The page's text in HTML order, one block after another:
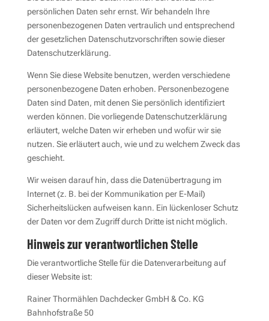
persönlichen Daten sehr ernst. Wir behandeln Ihre
personenbezogenen Daten vertraulich und entsprechend
der gesetzlichen Datenschutzvorschriften sowie dieser
Datenschutzerklärung.
Wenn Sie diese Website benutzen, werden verschiedene
personenbezogene Daten erhoben. Personenbezogene
Daten sind Daten, mit denen Sie persönlich identifiziert
werden können. Die vorliegende Datenschutzerklärung
erläutert, welche Daten wir erheben und wofür wir sie
nutzen. Sie erläutert auch, wie und zu welchem Zweck das
geschieht.
Wir weisen darauf hin, dass die Datenübertragung im
Internet (z. B. bei der Kommunikation per E-Mail)
Sicherheitslücken aufweisen kann. Ein lückenloser Schutz
der Daten vor dem Zugriff durch Dritte ist nicht möglich.
Hinweis zur verantwortlichen Stelle
Die verantwortliche Stelle für die Datenverarbeitung auf
dieser Website ist:
Rainer Thormählen Dachdecker GmbH & Co. KG
Bahnhofstraße 50